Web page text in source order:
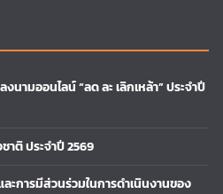
ามออนไลน์ “ลด ละ เลิกเหล้า” ประจำปี
ติ ประจำปี 2569
ะการมีส่วนร่วมในการดำเนินงานของ